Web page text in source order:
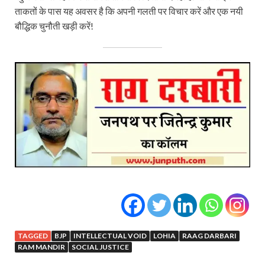
ताकतों के पास यह अवसर है कि अपनी गलती पर विचार करें और एक नयी
बौद्धिक चुनौती खड़ी करें!
TAGGED BJP INTELLECTUAL VOID LOHIA
RAAG DARBARI
RAM MANDIR
SOCIAL JUSTICE